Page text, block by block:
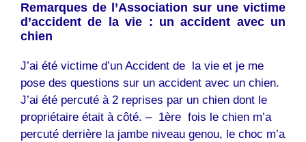
Remarques de l’Association sur une victime
d’accident de la vie : un accident avec un
chien
J’ai été victime d’un Accident de la vie et je me
pose des questions sur un accident avec un chien.
J’ai été percuté à 2 reprises par un chien dont le
propriétaire était à côté. – 1ère fois le chien m’a
percuté derrière la jambe niveau genou, le choc m’a